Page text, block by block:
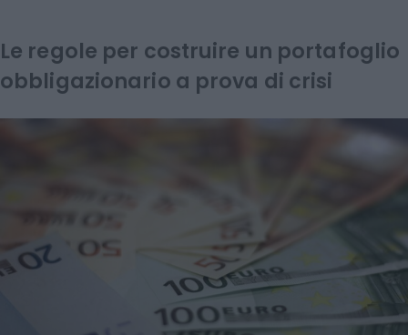
Le regole per costruire un portafoglio
obbligazionario a prova di crisi